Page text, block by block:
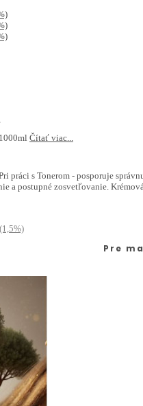
Čítať viac...
práci s Tonerom - posporuje
a postupné zosvetľovanie.
Pre